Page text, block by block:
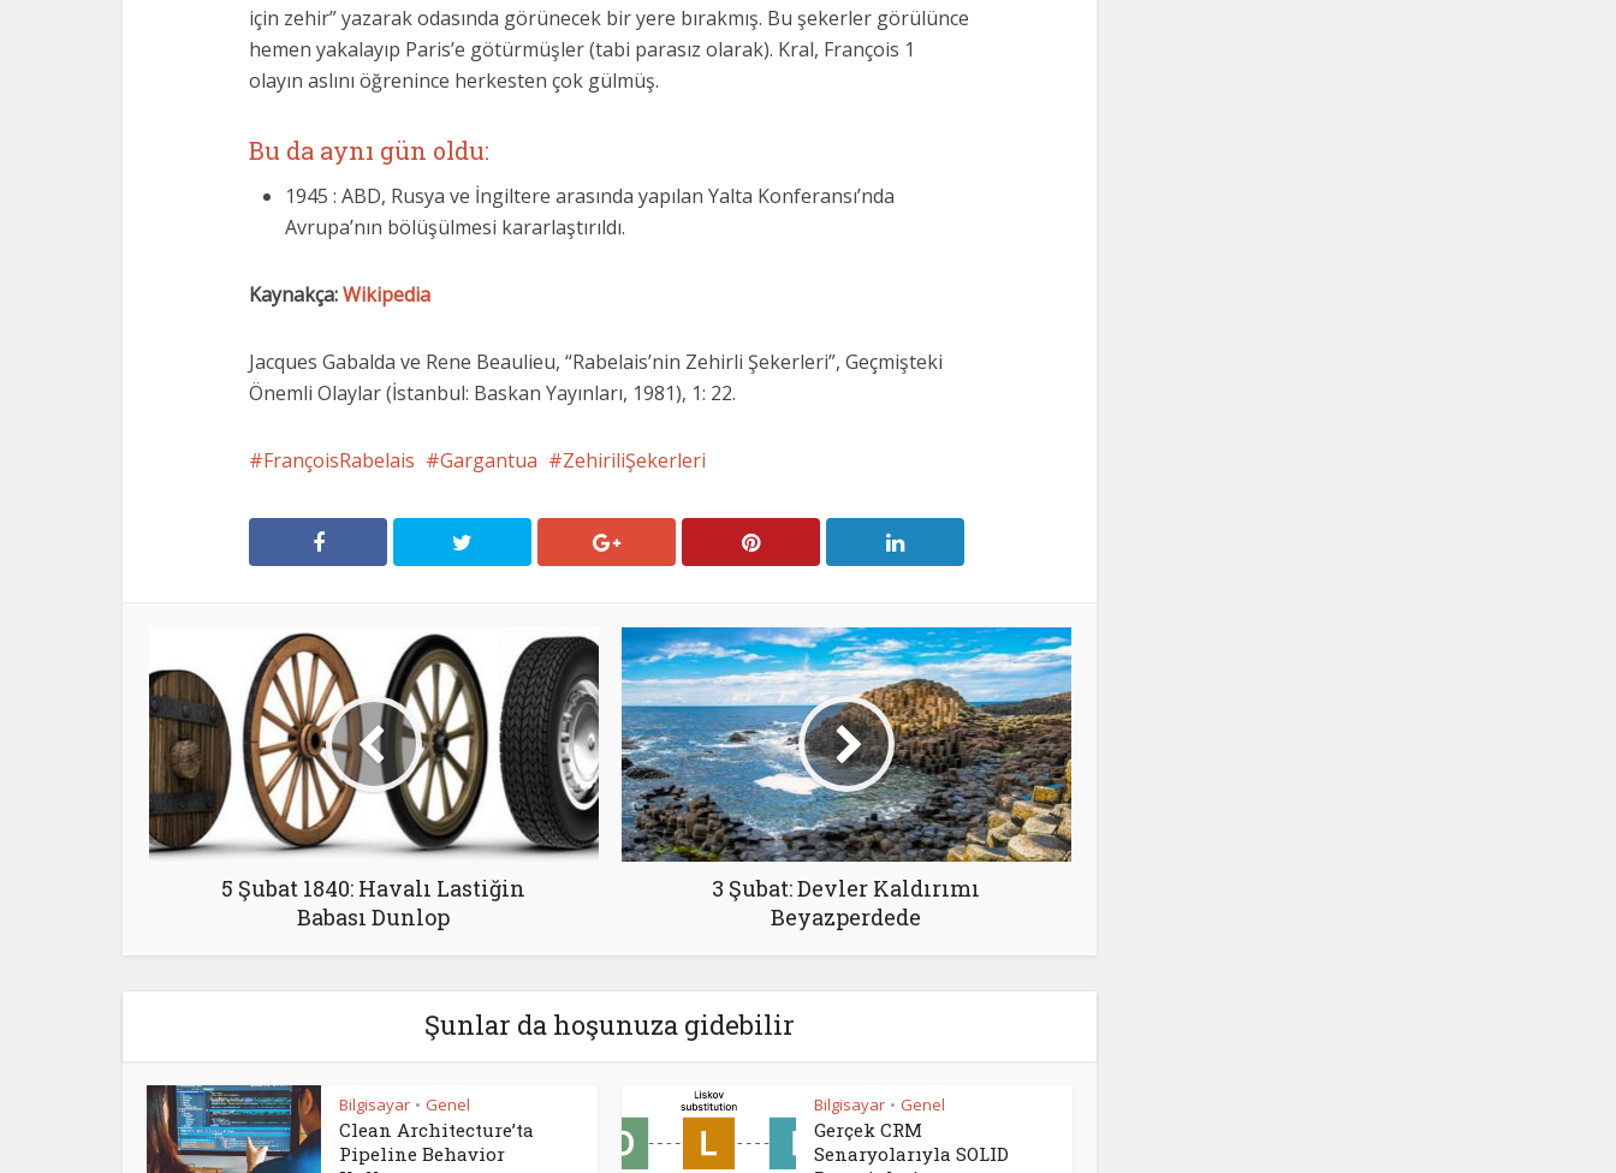
için zehir” yazarak odasında görünecek bir yere bırakmış. Bu şekerler görülünce
hemen yakalayıp Paris’e götürmüşler (tabi parasız olarak). Kral, François 1
olayın aslını öğrenince herkesten çok gülmüş.
Bu da aynı gün oldu:
1945 : ABD, Rusya ve İngiltere arasında yapılan Yalta Konferansı’nda
Avrupa’nın bölüşülmesi kararlaştırıldı.
Kaynakça:Wikipedia
Jacques Gabalda ve Rene Beaulieu, “Rabelais’nin Zehirli Şekerleri”, Geçmişteki
Önemli Olaylar (İstanbul: Baskan Yayınları, 1981), 1: 22.
FrançoisRabelais Gargantua ZehiriliŞekerleri
5 Şubat 1840: Havalı Lastiğin
Babası Dunlop
3 Şubat: Devler Kaldırımı
Beyazperdede
Şunlar da hoşunuza gidebilir
Bilgisayar • Genel
Clean Architecture’ta
Pipeline Behavior
Bilgisayar • Genel
Gerçek CRM
Senaryolarıyla SOLID